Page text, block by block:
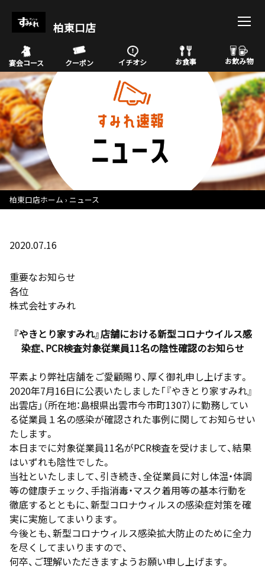
柏東口店
宴会コース クーポン イチオシ お食事 お飲み物
柏東口店ホーム ニュース
2020.07.16
重要なお知らせ
各位
株式会社すみれ
『やきとり家すみれ』店舗における新型コロナウイルス感
染症、PCR検査対象従業員11名の陰性確認のお知らせ
平素より弊社店舗をご愛顧賜り、厚く御礼申し上げます。
2020年7月16日に公表いたしました「『やきとり家すみれ』
出雲店」（所在地：島根県出雲市今市町1307）に勤務してい
る従業員１名の感染が確認された事例に関してお知らせい
たします。
本日までに対象従業員11名がPCR検査を受けまして、結果
はいずれも陰性でした。
当社といたしまして、引き続き、全従業員に対し体温・体調
等の健康チェック、手指消毒・マスク着用等の基本行動を
徹底するとともに、新型コロナウィルスの感染症対策を確
実に実施してまいります。
今後とも、新型コロナウィルス感染拡大防止のために全力
を尽くしてまいりますので、
何卒、ご理解いただきますようお願い申し上げます。